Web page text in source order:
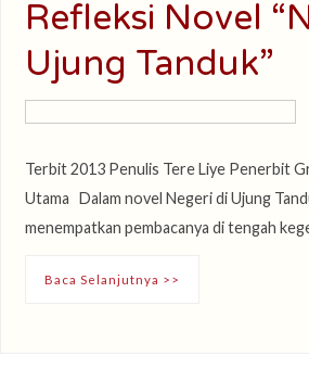
Refleksi Novel
Ujung Tanduk”
Terbit 2013 Penulis Tere Liye Penerbit
Utama Dalam novel Negeri di Ujung
menempatkan pembacanya di tengah
Baca Selanjutnya >>